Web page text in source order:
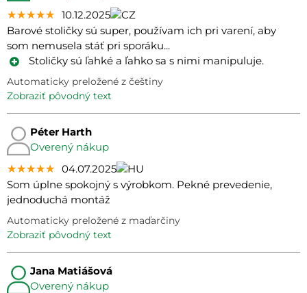
★★★★★
★★★★★
★★★★★ 10.12.2025
Barové stoličky sú super, používam ich pri varení, aby
som nemusela stáť pri sporáku...
Stoličky sú ľahké a ľahko sa s nimi manipuluje.
Automaticky preložené z češtiny
zobraziť pôvodný text
Péter Harth
Overený nákup
★★★★★
★★★★★
★★★★★ 04.07.2025
Som úplne spokojný s výrobkom. Pekné prevedenie,
jednoduchá montáž
Automaticky preložené z maďarčiny
zobraziť pôvodný text
Jana Matiášová
Overený nákup